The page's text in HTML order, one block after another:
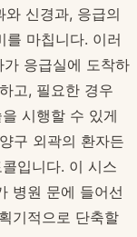
신경과, 응급의
를 마칩니다. 이러
응급실에 도착하
고, 필요한 경우
시행할 수 있게
구 외곽의 환자든
입니다. 이 시스
병원 문에 들어선
기적으로 단축할